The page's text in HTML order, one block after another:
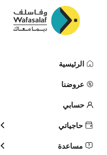
الرئيسية
عروضنا
حسابي
حاجياتي
مساعدة